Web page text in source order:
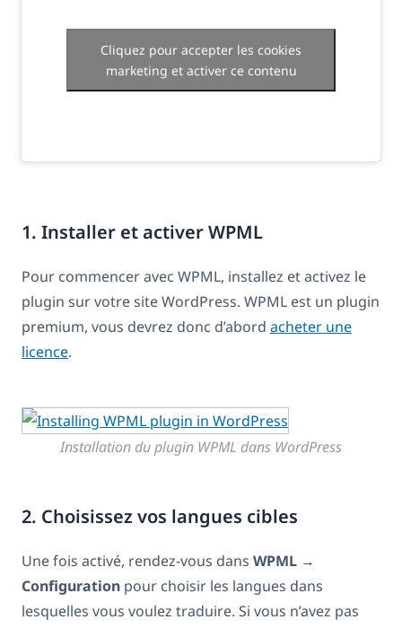
Cliquez pour accepter les cookies
marketing et activer ce contenu
1. Installer et activer WPML
Pour commencer avec WPML, installez et activez le
plugin sur votre site WordPress. WPML est un plugin
premium, vous devrez donc d’abord acheter une
licence.
Installation du plugin WPML dans WordPress
2. Choisissez vos langues cibles
Une fois activé, rendez-vous dans WPML →
Configuration pour choisir les langues dans
lesquelles vous voulez traduire. Si vous n’avez pas